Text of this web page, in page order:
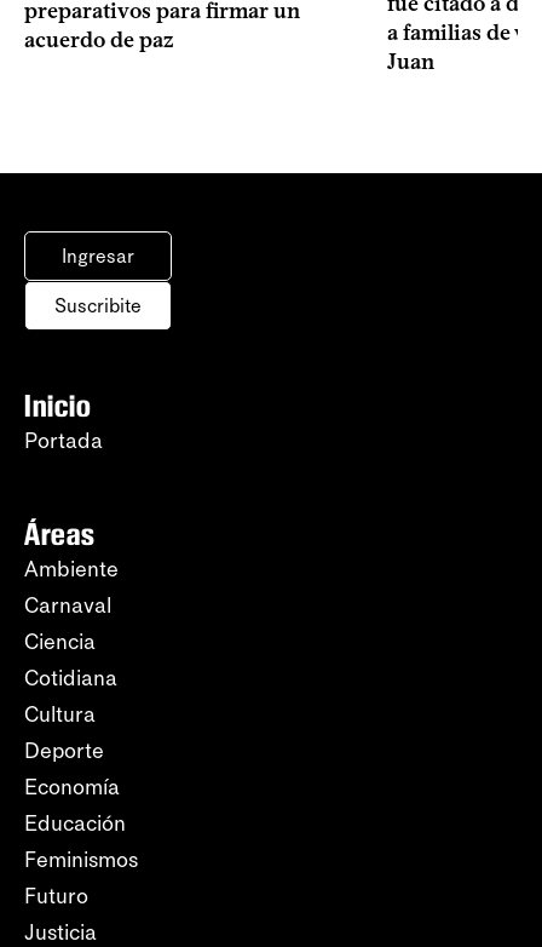
preparativos para firmar un
acuerdo de paz
a familias de
Juan
Ingresar
Suscribite
Inicio
Portada
Áreas
Ambiente
Carnaval
Ciencia
Cotidiana
Cultura
Deporte
Economía
Educación
Feminismos
Futuro
Justicia